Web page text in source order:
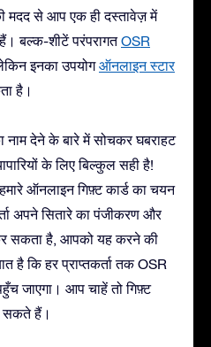
मदद से आप एक ही दस्तावेज़ में
बल्क-शीटें परंपरागतOSR
इनका उपयोगऑनलाइन स्टार
है।
नाम देने के बारे में सोचकर घबराहट
के लिए बिल्कुल सही है!
ऑनलाइन गिफ़्ट कार्ड का चयन
अपने सितारे का पंजीकरण और
सकता है, आपको यह करने की
है कि हर प्राप्तकर्ता तक OSR
जाएगा। आप चाहें तो गिफ़्ट
सकते हैं।